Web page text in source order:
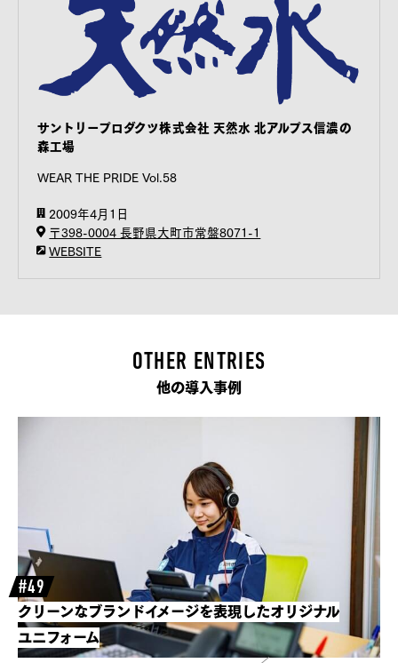
サントリープロダクツ株式会社 天然水 北アルプス信濃の
森工場
WEAR THE PRIDE Vol.58
2009年4月1日
〒398-0004 長野県大町市常盤8071-1
WEBSITE
OTHER ENTRIES
他の導入事例
#49
クリーンなブランドイメージを表現したオリジナル
ユニフォーム